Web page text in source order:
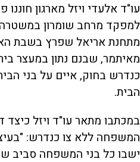
עו"ד אלעדי ויזל מארגון
למפקד מרחב שומרון
מתחנת אריאל שפרץ בשבת
מאיתמר, שבנם נתון במעצר
כנדרש בחוק, איים על בני
הבית.
במכתבו מתאר עו"ד ויזל
המשפחה ללא צו כנדרש:
ישבו כל בני המשפחה סביב